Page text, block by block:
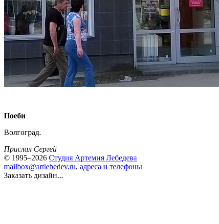
Поеби
Волгоград.
Прислал Сергей
© 1995–2026 Студия Артемия Лебедева
mailbox@artlebedev.ru, адреса и телефоны
Заказать дизайн...